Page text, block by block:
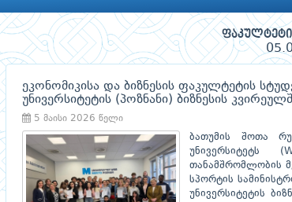
ეკონომიკისა და ბიზნესის ფაკულტეტის
უნივერსიტეტის (პოზნანი) ბიზნესის
5 მაისი 2026 წელი
ბათუმის შოთა
უნივერსიტეტს
თანამშრომლობის
სპორტის
უნივერსიტეტის